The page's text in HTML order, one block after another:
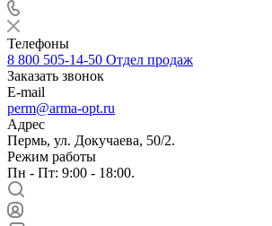
Телефоны
8 800 505-14-50 Отдел продаж
Заказать звонок
E-mail
perm@arma-opt.ru
Адрес
Пермь, ул. Докучаева, 50/2.
Режим работы
Пн - Пт: 9:00 - 18:00.